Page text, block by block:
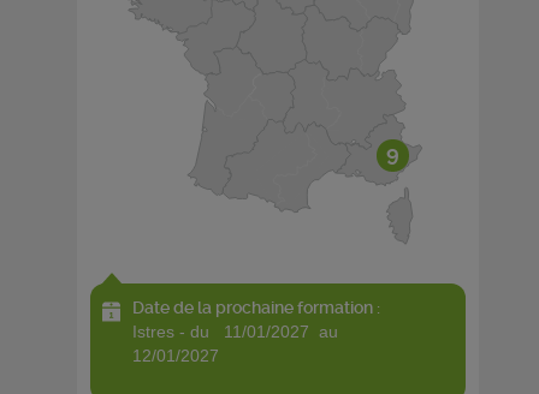
9
Date de la prochaine formation :
istres - du 11/01/2027 au
12/01/2027